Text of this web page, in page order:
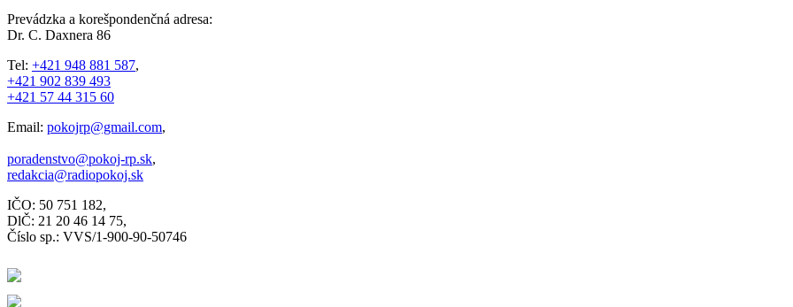
Prevádzka a korešpondenčná adresa:
Dr. C. Daxnera 86
Tel: +421 948 881 587,
+421 902 839 493
+421 57 44 315 60
Email: pokojrp@gmail.com,
poradenstvo@pokoj-rp.sk,
redakcia@radiopokoj.sk
IČO: 50 751 182,
DlČ: 21 20 46 14 75,
Číslo sp.: VVS/1-900-90-50746